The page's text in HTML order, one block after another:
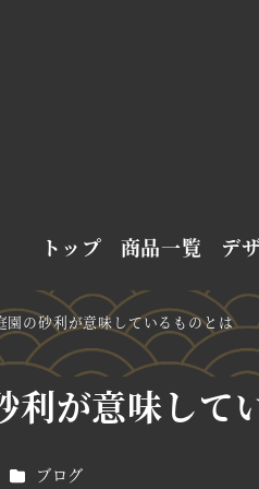
トップ 商品一覧 デ
園の砂利が意味しているものとは
利が意味して
カテゴリー
ブログ